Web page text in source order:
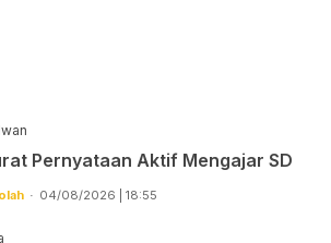
Pernyataan Aktif Mengajar SD
04/08/2026 | 18:55